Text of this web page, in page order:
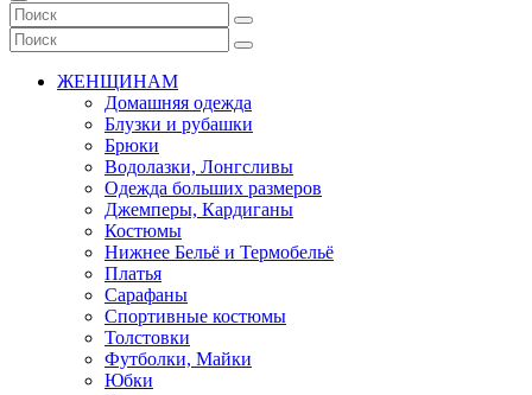
ЖЕНЩИНАМ
Домашняя одежда
Блузки и рубашки
Брюки
Водолазки, Лонгсливы
Одежда больших размеров
Джемперы, Кардиганы
Костюмы
Нижнее Бельё и Термобельё
Платья
Сарафаны
Спортивные костюмы
Толстовки
Футболки, Майки
Юбки